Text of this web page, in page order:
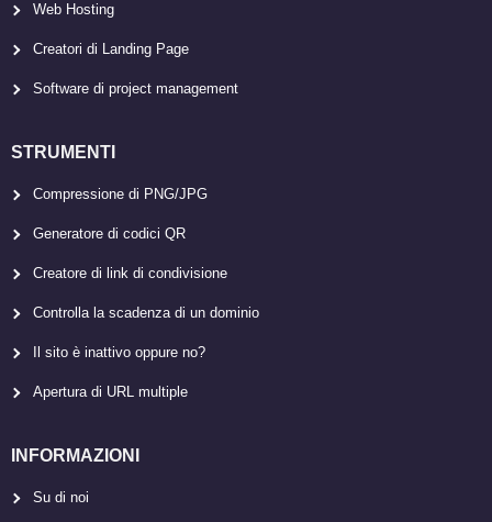
Web Hosting
Creatori di Landing Page
Software di project management
STRUMENTI
Compressione di PNG/JPG
Generatore di codici QR
Creatore di link di condivisione
Controlla la scadenza di un dominio
Il sito è inattivo oppure no?
Apertura di URL multiple
INFORMAZIONI
Su di noi